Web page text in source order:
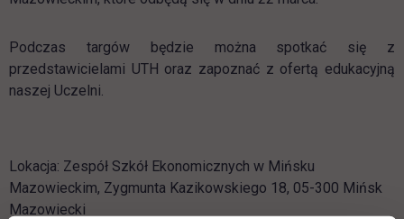
Podczas targów będzie można spotkać się z
przedstawicielami UTH oraz zapoznać z ofertą edukacyjną
naszej Uczelni.
Lokacja: Zespół Szkół Ekonomicznych w Mińsku
Mazowieckim, Zygmunta Kazikowskiego 18, 05-300 Mińsk
Mazowiecki